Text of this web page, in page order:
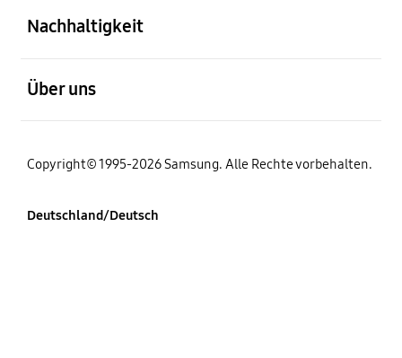
Nachhaltigkeit
Über uns
Copyright© 1995-2026 Samsung. Alle Rechte vorbehalten.
Deutschland/Deutsch